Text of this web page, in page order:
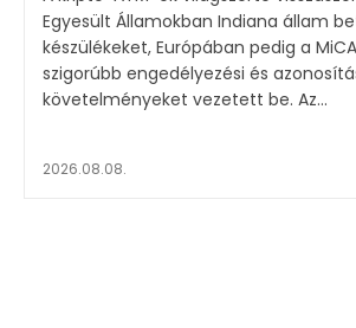
Egyesült Államokban Indiana állam
készülékeket, Európában pedig a
szigorúbb engedélyezési és
követelményeket vezetett be. Az...
2026.08.08.